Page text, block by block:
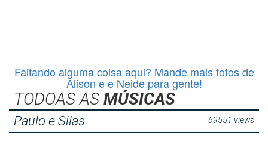
Faltando alguma coisa aqui? Mande mais fotos de
Alison e e Neide para gente!
TODOAS AS MÚSICAS
Paulo e Silas 69551 views